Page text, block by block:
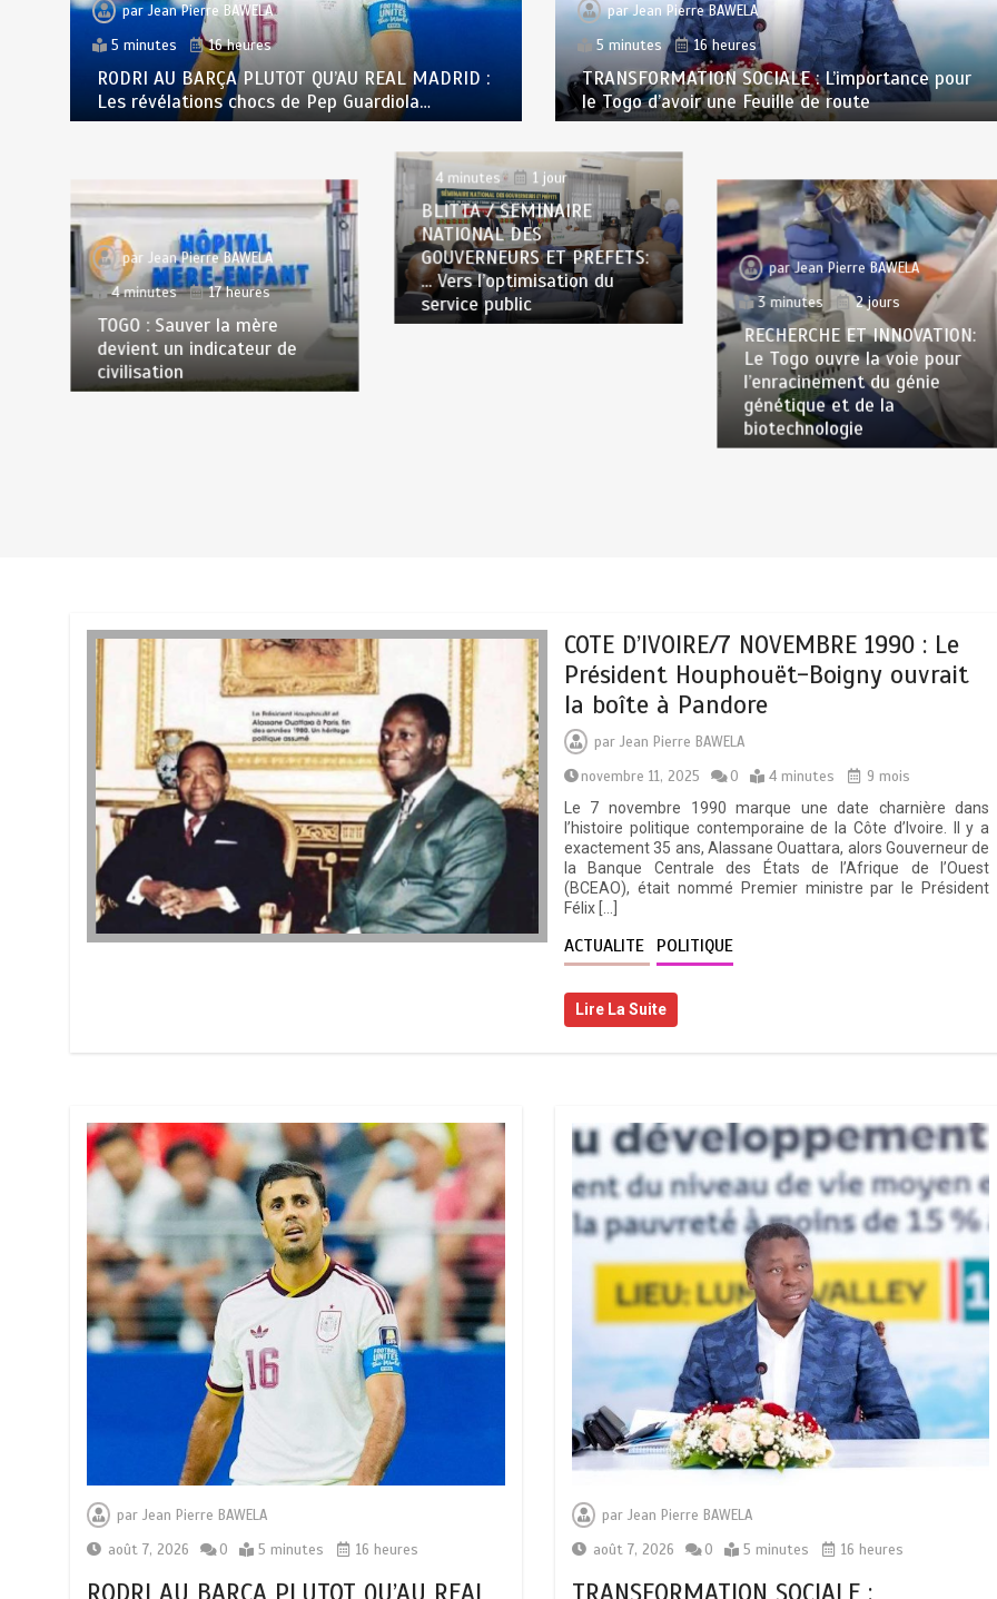
parJean Pierre BAWELA
5 minutes
16 heures
RODRI AU BARÇA PLUTOT QU’AU REAL MADRID :
Les révélations chocs de Pep Guardiola…
parJean Pierre BAWELA
5 minutes
16 heures
TRANSFORMATION SOCIALE : L’importance pour
le Togo d’avoir une Feuille de route
parJean Pierre BAWELA
4 minutes
17 heures
TOGO : Sauver la mère
devient un indicateur de
civilisation
4 minutes
1 jour
BLITTA / SEMINAIRE
NATIONAL DES
GOUVERNEURS ET PREFETS:
… Vers l’optimisation du
service public
parJean Pierre BAWELA
3 minutes
2 jours
RECHERCHE ET INNOVATION:
Le Togo ouvre la voie pour
l’enracinement du génie
génétique et de la
biotechnologie
COTE D’IVOIRE/7 NOVEMBRE 1990 : Le
Président Houphouët-Boigny ouvrait
la boîte à Pandore
par Jean Pierre BAWELA
novembre 11, 2025
0 4 minutes
9 mois
Le 7 novembre 1990 marque une date charnière dans
l’histoire politique contemporaine de la Côte d’Ivoire. Il y a
exactement 35 ans, Alassane Ouattara, alors Gouverneur de
la Banque Centrale des États de l’Afrique de l’Ouest
(BCEAO), était nommé Premier ministre par le Président
Félix […]
ACTUALITE POLITIQUE
Lire La Suite
parJean Pierre BAWELA
août 7, 2026
0 5 minutes 16 heures
RODRI AU BARÇA PLUTOT QU’AU REAL
par Jean Pierre BAWELA
août 7, 2026
0 5 minutes 16 heures
TRANSFORMATION SOCIALE :